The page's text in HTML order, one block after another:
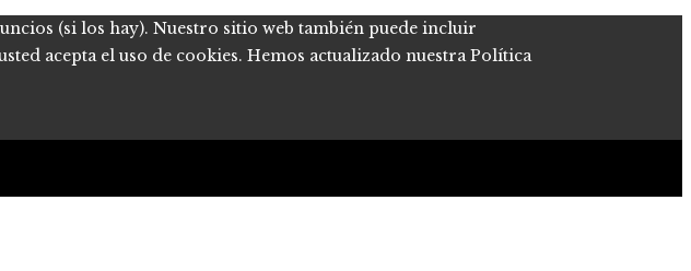
(si los hay). Nuestro sitio web también puede incluir
acepta el uso de cookies. Hemos actualizado nuestra Política